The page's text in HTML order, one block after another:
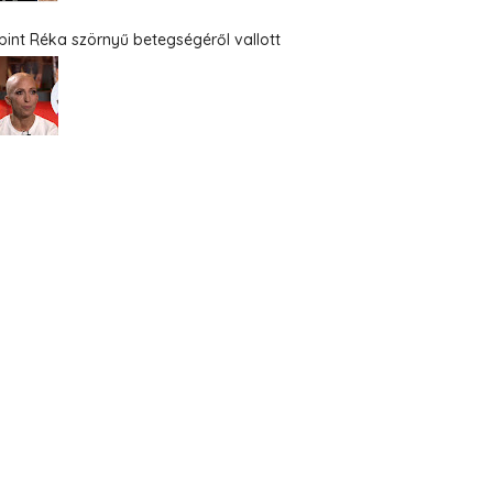
Réka szörnyű betegségéről vallott